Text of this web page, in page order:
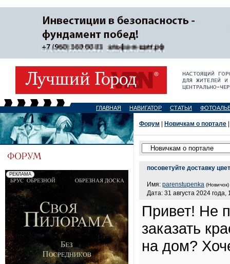
ГЛАВНАЯ НАВИГАТОР СТАТЬИ
Форум Новичкам о портале
посоветуйте доставку
Имя: parenstupenka (Новичок)
Дата: 31 августа 2024 года,
Привет! Не
заказать
на дом?